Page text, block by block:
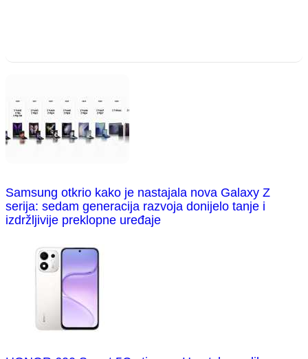
Samsung otkrio kako je nastajala nova Galaxy Z
serija: sedam generacija razvoja donijelo tanje i
izdržljivije preklopne uređaje